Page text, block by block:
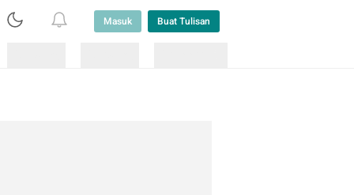
Masuk Buat Tulisan